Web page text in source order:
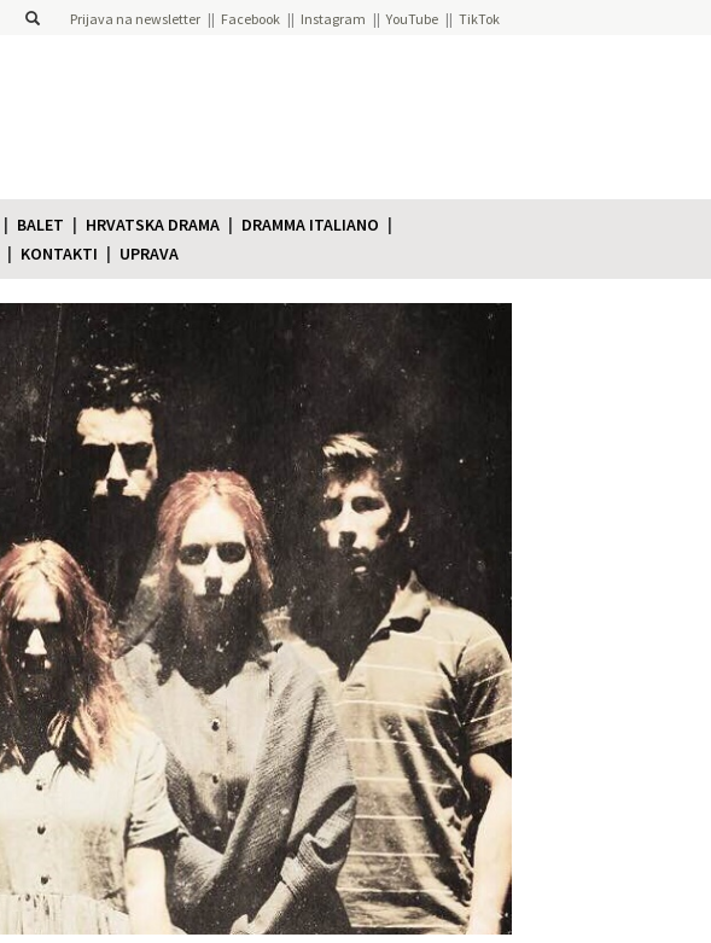
Prijava na newsletter Facebook Instagram YouTube TikTok
BALET HRVATSKA DRAMA
DRAMMA ITALIANO
KONTAKTI UPRAVA